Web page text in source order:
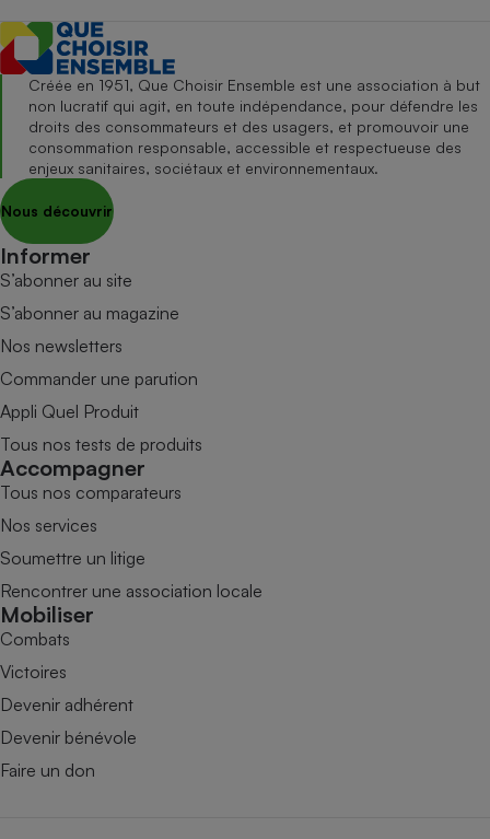
Créée en 1951, Que Choisir Ensemble est une association à but
non lucratif qui agit, en toute indépendance, pour défendre les
droits des consommateurs et des usagers, et promouvoir une
consommation responsable, accessible et respectueuse des
enjeux sanitaires, sociétaux et environnementaux.
Nous découvrir
Informer
S’abonner au site
S’abonner au magazine
Nos newsletters
Commander une parution
Appli Quel Produit
Tous nos tests de produits
Accompagner
Tous nos comparateurs
Nos services
Soumettre un litige
Rencontrer une association locale
Mobiliser
Combats
Victoires
Devenir adhérent
Devenir bénévole
Faire un don